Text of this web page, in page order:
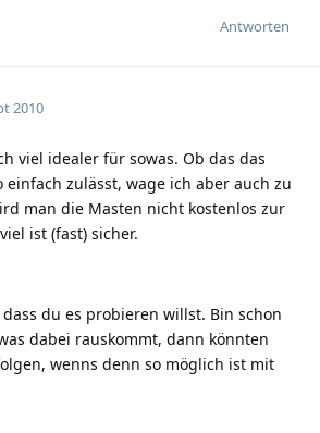
Antworten
2010
viel idealer für sowas. Ob das das
einfach zulässt, wage ich aber auch zu
man die Masten nicht kostenlos zur
ist (fast) sicher.
dass du es probieren willst. Bin schon
dabei rauskommt, dann könnten
wenns denn so möglich ist mit